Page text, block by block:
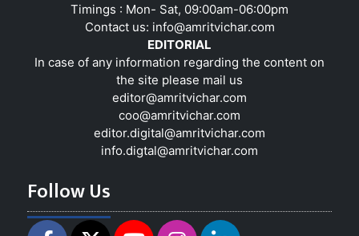
Timings : Mon- Sat, 09:00am-06:00pm
Contact us: info@amritvichar.com
EDITORIAL
In case of any information regarding the content on
the site please mail us
editor@amritvichar.com
coo@amritvichar.com
editor.digital@amritvichar.com
info.digtal@amritvichar.com
Follow Us